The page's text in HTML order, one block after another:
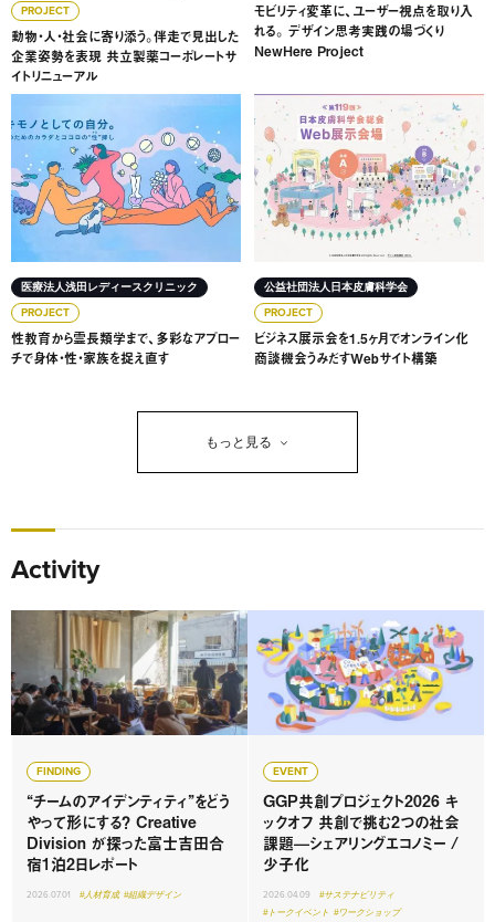
PROJECT
動物・人・社会に寄り添う。伴走で見出した
企業姿勢を表現 共立製薬コーポレートサ
イトリニューアル
モビリティ変革に、ユーザー視点を取り入
れる。 デザイン思考実践の場づくり
NewHere Project
医療法人浅田レディースクリニック
PROJECT
性教育から霊長類学まで、多彩なアプロー
チで身体・性・家族を捉え直す
性教育から霊長類学まで、多彩なアプローチで身体・性・家
公益社団法人日本皮膚科学会
PROJECT
ビジネス展示会を1.5ヶ月でオンライン化
商談機会うみだすWebサイト構築
ビジネス展示会を1.5ヶ月で
もっと見る
Activity
FINDING
“チームのアイデンティティ”をどう
やって形にする？ Creative
Division が探った富士吉田合
宿1泊2日レポート
2026.07.01 #人材育成 #組織デザイン
EVENT
GGP共創プロジェクト2026 キ
ックオフ 共創で挑む2つの社会
課題—シェアリングエコノミー /
少子化
2026.04.09
#サステナビリティ
#トークイベント #ワークショップ